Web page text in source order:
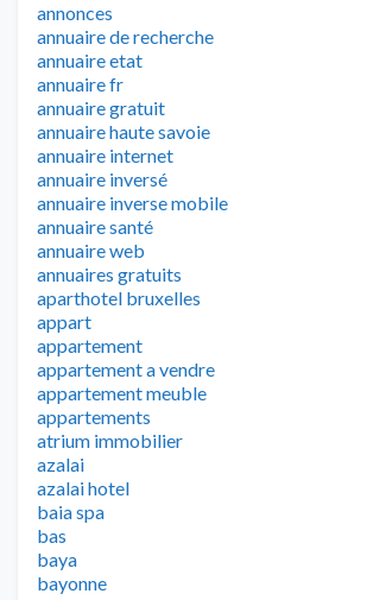
annonces
annuaire de recherche
annuaire etat
annuaire fr
annuaire gratuit
annuaire haute savoie
annuaire internet
annuaire inversé
annuaire inverse mobile
annuaire santé
annuaire web
annuaires gratuits
aparthotel bruxelles
appart
appartement
appartement a vendre
appartement meuble
appartements
atrium immobilier
azalai
azalai hotel
baia spa
bas
baya
bayonne